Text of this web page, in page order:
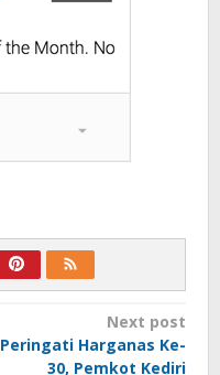
Next post
Peringati Harganas Ke-
30, Pemkot Kediri